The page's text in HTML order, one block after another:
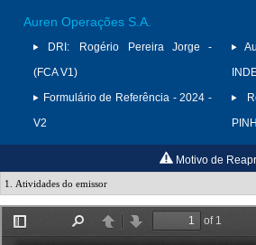
Auren Operações S.A.
DRI:
Rogério Pereira Jorge -
(FCA V1)
Formulário de Referência - 2024 -
V2
Motivo de